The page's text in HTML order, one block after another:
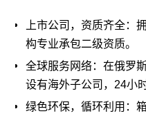
上市公司，资质齐全：
构专业承包二级资质。
全球服务网络：在俄罗
设有海外子公司，24小
绿色环保，循环利用：